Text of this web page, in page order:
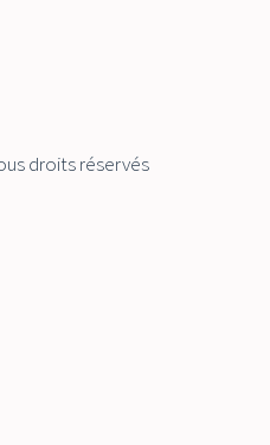
droits réservés